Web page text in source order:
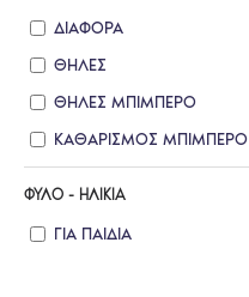
ΔΙΑΦΟΡΑ
ΘΗΛΕΣ
ΘΗΛΕΣ ΜΠΙΜΠΕΡΟ
ΚΑΘΑΡΙΣΜΟΣ ΜΠΙΜΠΕΡΟ
ΦΎΛΟ - ΗΛΙΚΊΑ
ΓΙΑ ΠΑΙΔΙΆ